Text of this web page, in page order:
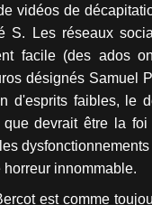
vidéos de
S. Les réseaux
facile (des ados
désignés Samuel
d'esprits faibles, le
devrait être la
horreur innommable.
est comme